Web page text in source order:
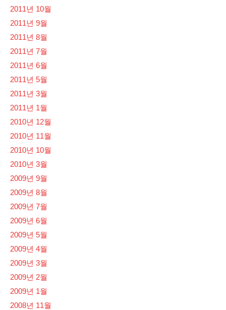
2011년 10월
2011년 9월
2011년 8월
2011년 7월
2011년 6월
2011년 5월
2011년 3월
2011년 1월
2010년 12월
2010년 11월
2010년 10월
2010년 3월
2009년 9월
2009년 8월
2009년 7월
2009년 6월
2009년 5월
2009년 4월
2009년 3월
2009년 2월
2009년 1월
2008년 11월